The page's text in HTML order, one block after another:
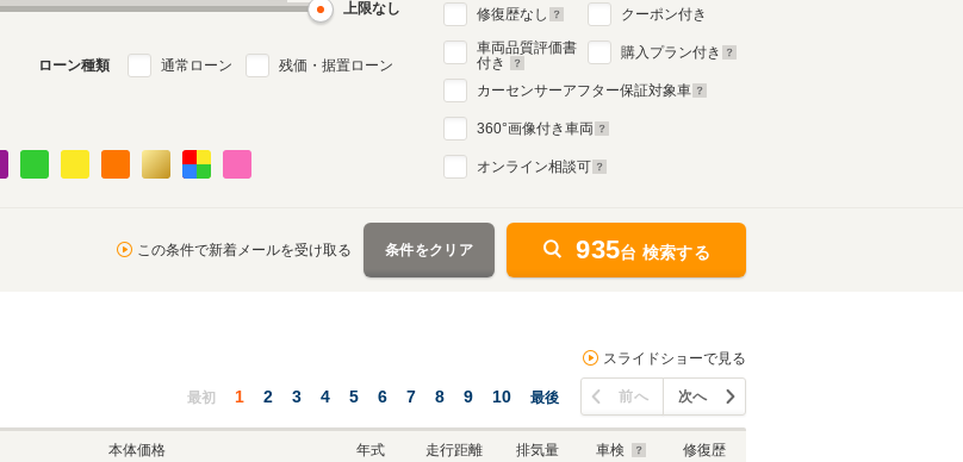
上限なし
ローン種類 通常ローン 残価・据置ローン
修復歴なし
車両品質評価書
付き
クーポン付き
購入プラン付き
カーセンサーアフター保証対象車
360°画像付き車両
オンライン相談可
この条件で新着メールを受け取る 条件をクリア 935台 検索する
スライドショーで見る
最初 1 2 3 4 5 6 7 8 9 10 最後 前へ 次へ
本体価格
年式
走行距離
排気量
車検
修復歴